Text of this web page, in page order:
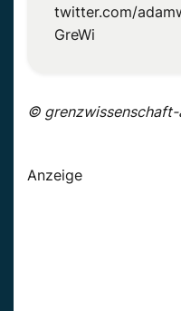
twitter.com/
GreWi
©
Anzeige